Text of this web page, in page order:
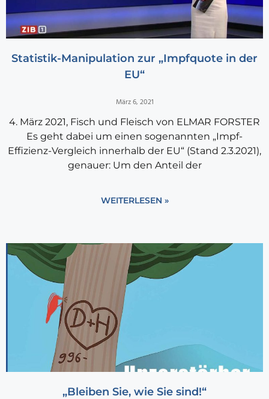
Statistik-Manipulation zur „Impfquote in der
EU“
März 6, 2021
4. März 2021, Fisch und Fleisch von ELMAR FORSTER
Es geht dabei um einen sogenannten „Impf-
Effizienz-Vergleich innerhalb der EU“ (Stand 2.3.2021),
genauer: Um den Anteil der
WEITERLESEN »
„Bleiben Sie, wie Sie sind!“